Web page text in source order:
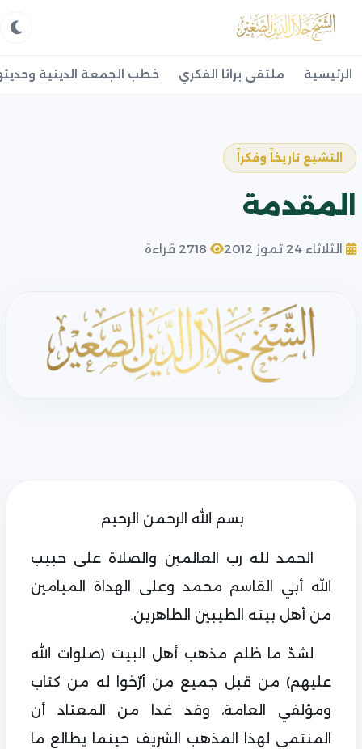
الرئيسية ملتقى براثا الفكري خطب الجمعة الدينية
التشيع تاريخاً وفكراً
المقدمة
الثلاثاء 24 تموز 2012
بسم الله الرحمن الرحيم
الحمد لله رب العالمين والصلاة على حبيب
الله أبي القاسم محمد وعلى الهداة الميامين
من أهل بيته الطيبين الطاهرين.
لشدّ ما ظلم مذهب أهل البيت (صلوات الله
عليهم) من قبل جميع من أرّخوا له من كتاب
ومؤلفي العامة، وقد غدا من المعتاد أن
المنتمي لهذا المذهب الشريف حينما يطالع ما